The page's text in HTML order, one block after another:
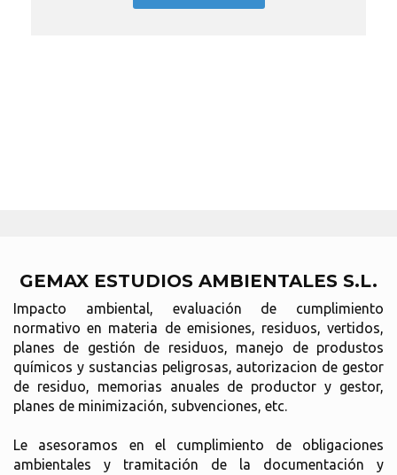
GEMAX ESTUDIOS AMBIENTALES S.L.
Impacto ambiental, evaluación de cumplimiento
normativo en materia de emisiones, residuos, vertidos,
planes de gestión de residuos, manejo de produstos
químicos y sustancias peligrosas, autorizacion de gestor
de residuo, memorias anuales de productor y gestor,
planes de minimización, subvenciones, etc.
Le asesoramos en el cumplimiento de obligaciones
ambientales y tramitación de la documentación y